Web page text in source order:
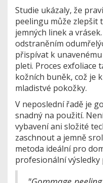
Studie ukázaly, že
peelingu může zlepšit
jemných linek a
odstraněním
přispívat k
pleti. Proces exfoliace
kožních buněk, což je
mladistvé pokožky.
V neposlední řadě je
snadný na použití.
vybavení ani složité
zaschnout a jemně
metoda ideální pro
profesionální výsledky